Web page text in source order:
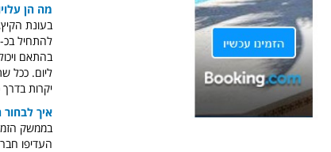
מה הן
בעונת
ליום. ככל
יקרות
איך
בממשק
העדיפו